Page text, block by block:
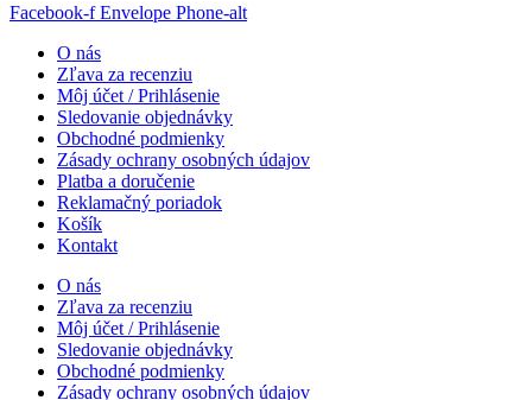
Facebook-f Envelope Phone-alt
O nás
Zľava za recenziu
Môj účet / Prihlásenie
Sledovanie objednávky
Obchodné podmienky
Zásady ochrany osobných údajov
Platba a doručenie
Reklamačný poriadok
Košík
Kontakt
O nás
Zľava za recenziu
Môj účet / Prihlásenie
Sledovanie objednávky
Obchodné podmienky
Zásady ochrany osobných údajov